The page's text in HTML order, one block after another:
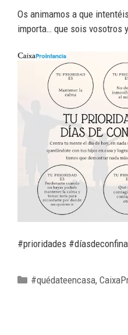
Os animamos a que
importa… que sois vosotros
#prioridades
#quédateencasa,